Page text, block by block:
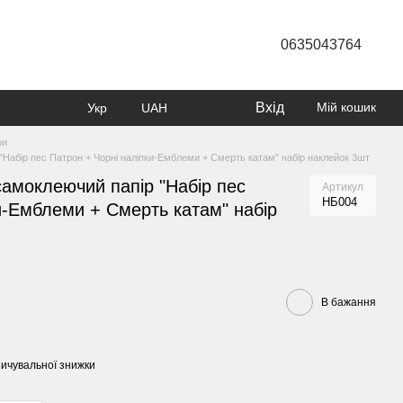
0635043764
Укр UAH Вхід Мій кошик
пес Патрон + Чорні наліпки-Емблеми + Смерть катам" набір наклейок 3шт
папір "Набір пес
Емблеми + Смерть катам" набір
Артикул
НБ004
В бажання
знижки